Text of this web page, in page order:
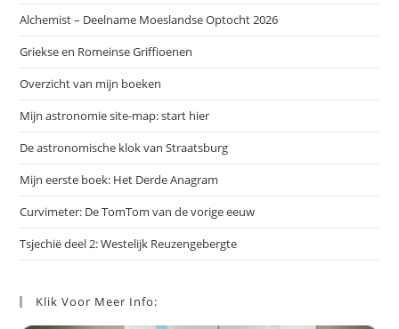
Alchemist – Deelname Moeslandse Optocht 2026
Griekse en Romeinse Griffioenen
Overzicht van mijn boeken
Mijn astronomie site-map: start hier
De astronomische klok van Straatsburg
Mijn eerste boek: Het Derde Anagram
Curvimeter: De TomTom van de vorige eeuw
Tsjechië deel 2: Westelijk Reuzengebergte
Klik Voor Meer Info: